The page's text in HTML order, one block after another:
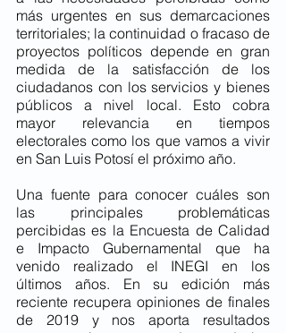
más urgentes en sus demarcaciones
territoriales; la continuidad o fracaso de
proyectos políticos depende en gran
medida de la satisfacción de los
ciudadanos con los servicios y bienes
públicos a nivel local. Esto cobra
mayor relevancia en tiempos
electorales como los que vamos a vivir
en San Luis Potosí el próximo año.
Una fuente para conocer cuáles son
las principales problemáticas
percibidas es la Encuesta de Calidad
e Impacto Gubernamental que ha
venido realizado el INEGI en los
últimos años. En su edición más
reciente recupera opiniones de finales
de 2019 y nos aporta resultados